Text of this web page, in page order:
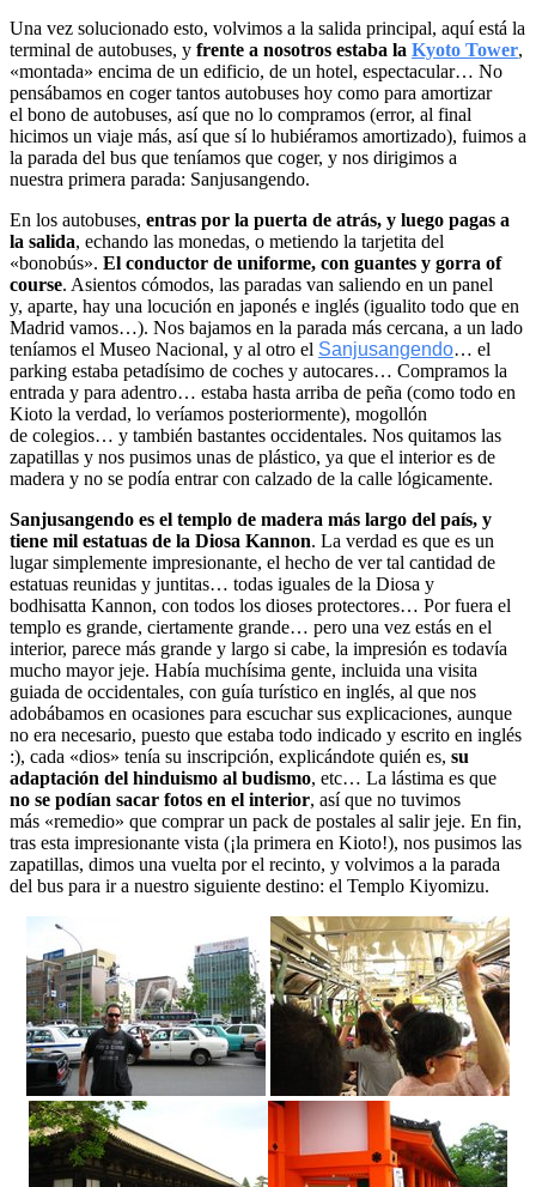
Una vez solucionado esto, volvimos a la salida principal, aquí está la
terminal de autobuses, y frente a nosotros estaba la Kyoto Tower,
«montada» encima de un edificio, de un hotel, espectacular… No
pensábamos en coger tantos autobuses hoy como para amortizar
el bono de autobuses, así que no lo compramos (error, al final
hicimos un viaje más, así que sí lo hubiéramos amortizado), fuimos a
la parada del bus que teníamos que coger, y nos dirigimos a
nuestra primera parada: Sanjusangendo.
En los autobuses, entras por la puerta de atrás, y luego pagas a
la salida, echando las monedas, o metiendo la tarjetita del
«bonobús». El conductor de uniforme, con guantes y gorra of
course. Asientos cómodos, las paradas van saliendo en un panel
y, aparte, hay una locución en japonés e inglés (igualito todo que en
Madrid vamos…). Nos bajamos en la parada más cercana, a un lado
teníamos el Museo Nacional, y al otro el Sanjusangendo… el
parking estaba petadísimo de coches y autocares… Compramos la
entrada y para adentro… estaba hasta arriba de peña (como todo en
Kioto la verdad, lo veríamos posteriormente), mogollón
de colegios… y también bastantes occidentales. Nos quitamos las
zapatillas y nos pusimos unas de plástico, ya que el interior es de
madera y no se podía entrar con calzado de la calle lógicamente.
Sanjusangendo es el templo de madera más largo del país, y
tiene mil estatuas de la Diosa Kannon. La verdad es que es un
lugar simplemente impresionante, el hecho de ver tal cantidad de
estatuas reunidas y juntitas… todas iguales de la Diosa y
bodhisatta Kannon, con todos los dioses protectores… Por fuera el
templo es grande, ciertamente grande… pero una vez estás en el
interior, parece más grande y largo si cabe, la impresión es todavía
mucho mayor jeje. Había muchísima gente, incluida una visita
guiada de occidentales, con guía turístico en inglés, al que nos
adobábamos en ocasiones para escuchar sus explicaciones, aunque
no era necesario, puesto que estaba todo indicado y escrito en inglés
:), cada «dios» tenía su inscripción, explicándote quién es, su
adaptación del hinduismo al budismo, etc… La lástima es que
no se podían sacar fotos en el interior, así que no tuvimos
más «remedio» que comprar un pack de postales al salir jeje. En fin,
tras esta impresionante vista (¡la primera en Kioto!), nos pusimos las
zapatillas, dimos una vuelta por el recinto, y volvimos a la parada
del bus para ir a nuestro siguiente destino: el Templo Kiyomizu.